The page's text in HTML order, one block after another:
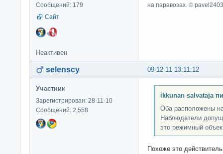
Сообщений: 179
Сайт
на паравозах. © pavel2403
Неактивен
09-12-11 13:11:12
selenscy
Участник
Зарегистрирован: 28-11-10
Сообщений: 2,558
ikkunan salvataja
Оба расположены
Наблюдатели
это режимный
Похоже это